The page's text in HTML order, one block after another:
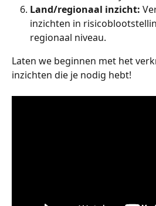
Land/regionaal inzicht:
inzichten in
regionaal niveau.
Laten we beginnen met het
inzichten die je nodig hebt!